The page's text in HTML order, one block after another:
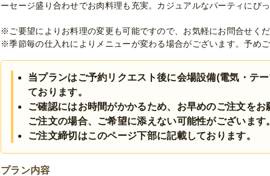
ーセージ盛り合わせでお肉料理も充実。カジュアルなパーティにぴ
※ご要望によりお料理の変更も可能ですので、お気軽にお問合せくだ
※季節毎の仕入れによりメニューが変わる場合がございます。予めご
当プランはご予約リクエスト後に会場設備(電気・テ
ております。
ご確認にはお時間がかかるため、お早めのご注文を
ご注文の場合、ご希望に添えない可能性がございます。
ご注文締切はこのページ下部に記載しております。
プラン内容